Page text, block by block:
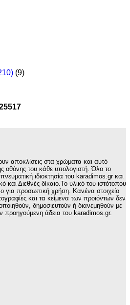
(9)
αποκλίσεις στα χρώματα και αυτό
οθόνης του κάθε υπολογιστή. Όλο το
ιδιοκτησία του karadimos.gr και
και Διεθνές δίκαιο.Το υλικό του ιστότοπου
για προσωπική χρήση. Κανένα στοιχείο
και τα κείμενα των προιόντων δεν
δημοσιευτούν ή διανεμηθούν με
προηγούμενη άδεια του karadimos.gr.